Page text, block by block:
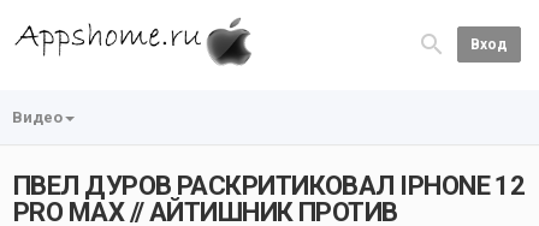
Вход
Видео
ПВЕЛ ДУРОВ РАСКРИТИКОВАЛ IPHONE 12
PRO MAX // АЙТИШНИК ПРОТИВ